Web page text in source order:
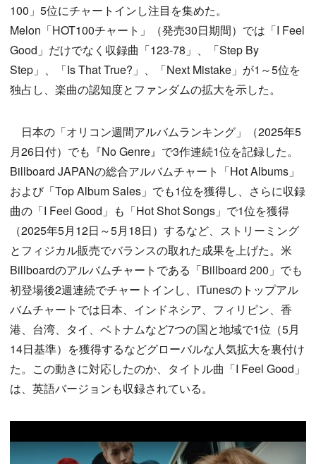
100」5位にチャートインし注目を集めた。
Melon「HOT100チャート」（発売30日期間）では「I Feel
Good」だけでなく収録曲「123-78」、「Step By
Step」、「Is That True?」、「Next Mistake」が1～5位を
独占し、楽曲の認知度とファンダムの拡大を示した。
日本の「オリコン週間アルバムランキング」（2025年5
月26日付）でも『No Genre』で3作連続1位を記録した。
Billboard JAPANの総合アルバムチャート「Hot Albums」
および「Top Album Sales」でも1位を獲得し、さらに収録
曲の「I Feel Good」も「Hot Shot Songs」で1位を獲得
（2025年5月12日～5月18日）するなど、ストリーミング
とフィジカル販売でバランスの取れた成果を上げた。米
Billboardのアルバムチャートである「Billboard 200」でも
初登場後2週連続でチャートインし、iTunesのトップアル
バムチャートでは日本、インドネシア、フィリピン、香
港、台湾、タイ、ベトナムなど7つの国と地域で1位（5月
14日基準）を獲得するなどグローバルな人気拡大を裏付け
た。この動きに対応したのか、タイトル曲「I Feel Good」
は、英語バージョンも収録されている。